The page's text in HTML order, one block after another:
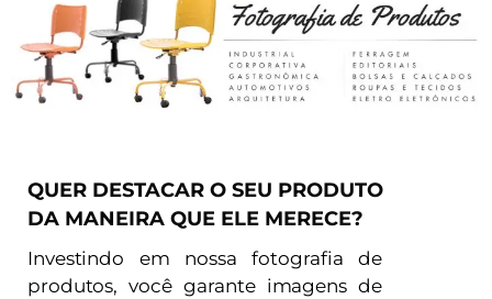
QUER DESTACAR O SEU PRODUTO
DA MANEIRA QUE ELE MERECE?
Investindo em nossa fotografia de
produtos, você garante imagens de